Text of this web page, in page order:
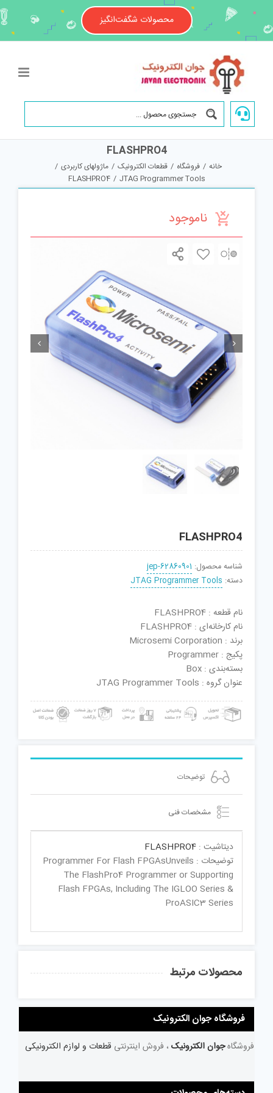
content
محصولات شگفت‌انگیز
FLASHPRO4
خانه / فروشگاه / قطعات الکترونیک / ماژولهای کاربردی /
JTAG Programmer Tools
/
FLASHPRO4
ناموجود
 
FLASHPRO4
شناسه محصول: jep-62860901
دسته: JTAG Programmer Tools
نام قطعه : FLASHPRO4
نام کارخانه‌ای : FLASHPRO4
برند : Microsemi Corporation
پکیج : Programmer
بسته‌بندی : Box
عنوان گروه : JTAG Programmer Tools
توضیحات
مشخصات فنی
دیتاشیت : FLASHPRO4
توضیحات : Programmer For Flash FPGAsUnveils
The FlashPro4 Programmer or Supporting
Flash FPGAs, Including The IGLOO Series &
ProASIC3 Series
محصولات مرتبط
فروشگاه جوان الکترونیک
فروشگاهجوان الکترونیک ، فروش اینترنتی قطعات و لوازم الکترونیکی